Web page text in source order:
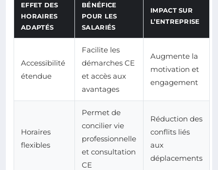
EFFET DES
HORAIRES
ADAPTÉS
BÉNÉFICE
POUR LES
SALARIÉS
IMPACT SUR
L’ENTREPRISE
Accessibilité
étendue
Facilite les
démarches CE
et accès aux
avantages
Augmente la
motivation et
engagement
Horaires
flexibles
Permet de
concilier vie
professionnelle
et consultation
CE
Réduction des
conflits liés
aux
déplacements